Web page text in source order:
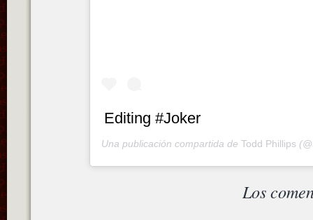
Editing #Joker
Una publicación compartida deTodd Phillips
Los